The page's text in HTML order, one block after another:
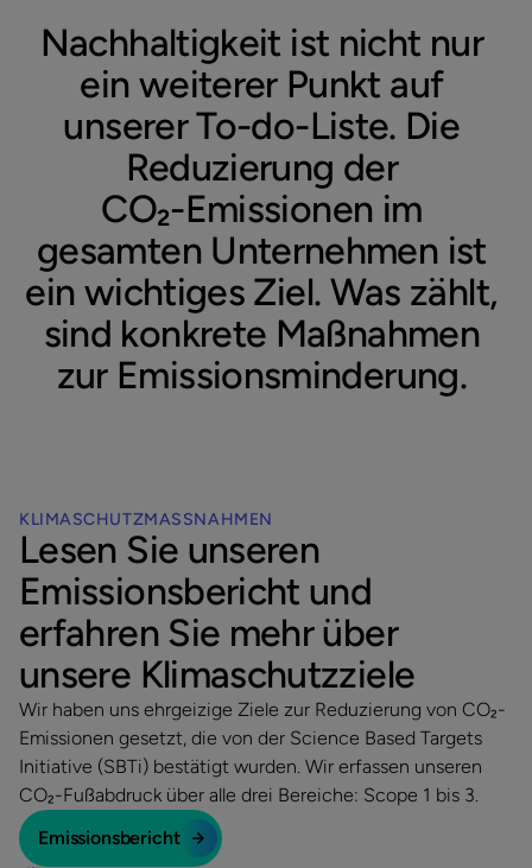
Nachhaltigkeit ist nicht nur
ein weiterer Punkt auf
unsererTo-do-Liste. Die
Reduzierung der
CO₂-Emissionen im
gesamten Unternehmen ist
ein wichtiges Ziel. Was zählt,
sind konkrete Maßnahmen
zur Emissionsminderung.
KLIMASCHUTZMASSNAHMEN
Lesen Sie unseren
Emissionsbericht und
erfahren Sie mehr über
unsere Klimaschutzziele
Wir haben uns ehrgeizige Ziele zur Reduzierung von CO₂-
Emissionen gesetzt, die von der Science Based Targets
Initiative (SBTi) bestätigt wurden. Wir erfassen unseren
CO₂-Fußabdruck über alle drei Bereiche: Scope 1 bis 3.
Emissionsbericht